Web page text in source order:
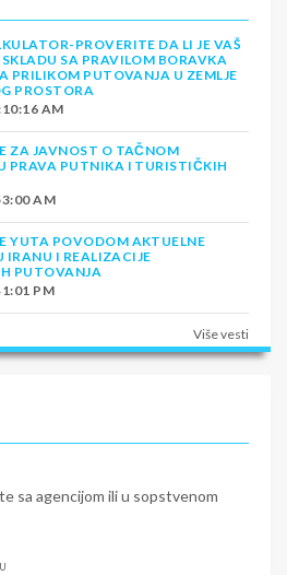
PROVERITE DA LI JE VAŠ
SA PRAVILOM BORAVKA
PRILIKOM PUTOVANJA U ZEMLJE
PROSTORA
AM
ZA JAVNOST O TAČNOM
PRAVA PUTNIKA I TURISTIČKIH
AM
YUTA POVODOM AKTUELNE
IRANU I REALIZACIJE
PUTOVANJA
PM
Više vesti
sa agencijom ili u sopstvenom